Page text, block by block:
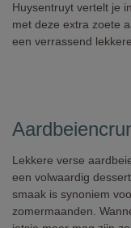
Huysentruyt vertelt je
met deze extra zoete
een verrassend
Lekkere verse
een volwaardig
smaak is synoniem
zomermaanden.